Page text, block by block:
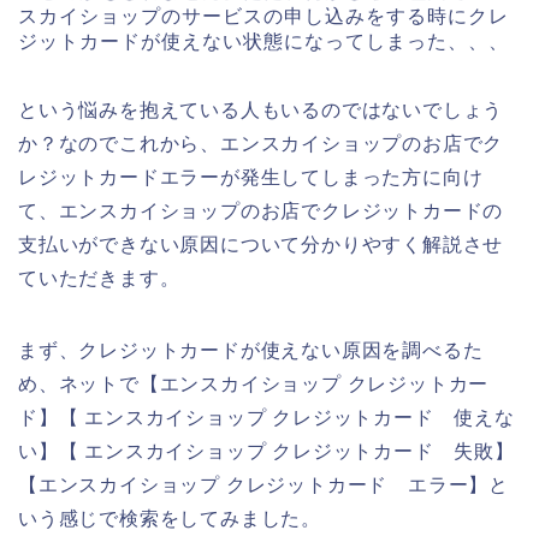
スカイショップのサービスの申し込みをする時にクレ
ジットカードが使えない状態になってしまった、、、
という悩みを抱えている人もいるのではないでしょう
か？なのでこれから、エンスカイショップのお店でク
レジットカードエラーが発生してしまった方に向け
て、エンスカイショップのお店でクレジットカードの
支払いができない原因について分かりやすく解説させ
ていただきます。
まず、クレジットカードが使えない原因を調べるた
め、ネットで【エンスカイショップ クレジットカー
ド】【 エンスカイショップ クレジットカード 使えな
い】【 エンスカイショップ クレジットカード 失敗】
【エンスカイショップ クレジットカード エラー】と
いう感じで検索をしてみました。